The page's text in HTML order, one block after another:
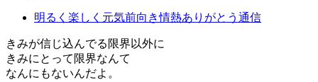
明るく楽しく元気前向き情熱ありがとう通信
きみが信じ込んでる限界以外に
きみにとって限界なんて
なんにもないんだよ。